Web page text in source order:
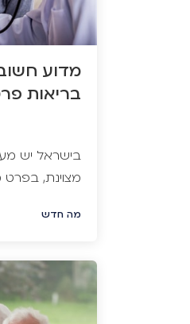
מדוע
בריאות
בישראל יש
מצוינת,
במדינה
מסתפקים
קופות החולים
ביטוח
מה חדש